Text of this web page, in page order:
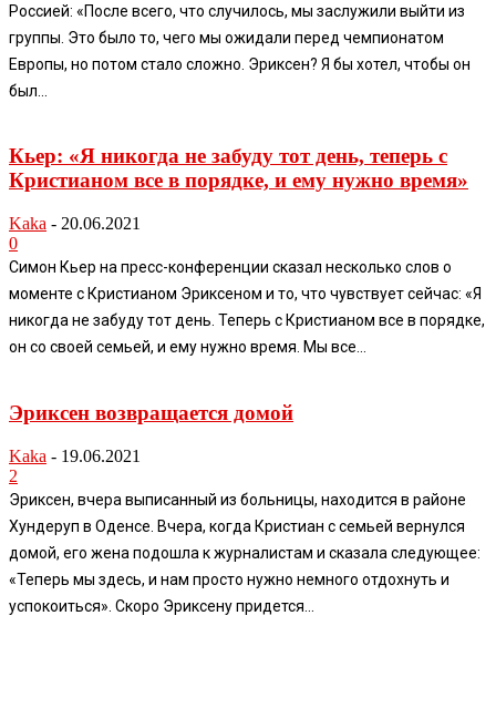
Россией: «После всего, что случилось, мы заслужили выйти из
группы. Это было то, чего мы ожидали перед чемпионатом
Европы, но потом стало сложно. Эриксен? Я бы хотел, чтобы он
был...
Кьер: «Я никогда не забуду тот день, теперь с
Кристианом все в порядке, и ему нужно время»
Kaka - 20.06.2021
0
Симон Кьер на пресс-конференции сказал несколько слов о
моменте с Кристианом Эриксеном и то, что чувствует сейчас: «Я
никогда не забуду тот день. Теперь с Кристианом все в порядке,
он со своей семьей, и ему нужно время. Мы все...
Эриксен возвращается домой
Kaka - 19.06.2021
2
Эриксен, вчера выписанный из больницы, находится в районе
Хундеруп в Оденсе. Вчера, когда Кристиан с семьей вернулся
домой, его жена подошла к журналистам и сказала следующее:
«Теперь мы здесь, и нам просто нужно немного отдохнуть и
успокоиться». Скоро Эриксену придется...